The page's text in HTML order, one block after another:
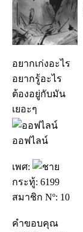
อยากเก่งอะไร
อยากรู้อะไร
ต้องอยู่กับมัน
เยอะๆ
ออฟไลน์
เพศ:
กระทู้: 6199
สมาชิก Nº: 10
คำขอบคุณ